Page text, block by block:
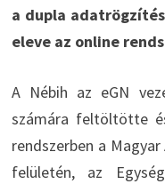
a dupla
eleve az online
A Nébih az eGN
számára feltöltötte
rendszerben a
felületén, az